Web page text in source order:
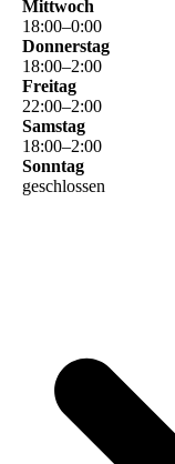
Mittwoch
18:00–0:00
Donnerstag
18:00–2:00
Freitag
22:00–2:00
Samstag
18:00–2:00
Sonntag
geschlossen